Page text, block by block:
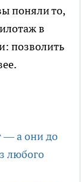
поняли то,
в
позволить
— а они до
любого